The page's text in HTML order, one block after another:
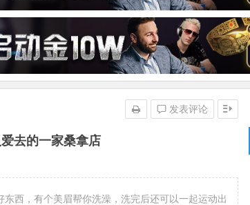
去的一家桑拿店
发表评论
西，有个美眉帮你洗澡，洗完后还可以一起运动出